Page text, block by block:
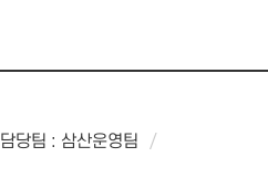
담당팀 : 삼산운영팀